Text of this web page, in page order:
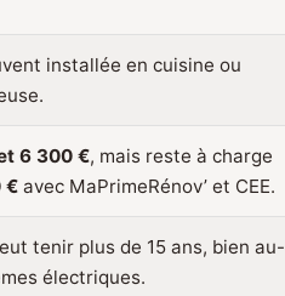
installée en cuisine ou
6 300 €, mais reste à charge
€ avec MaPrimeRénov’ et CEE.
tenir plus de 15 ans, bien au-
électriques.